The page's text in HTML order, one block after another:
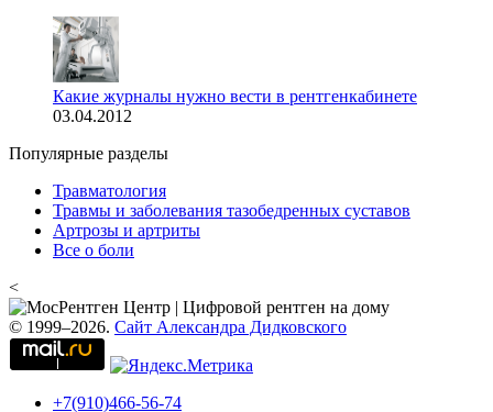
Какие журналы нужно вести в рентгенкабинете
03.04.2012
Популярные разделы
Травматология
Травмы и заболевания тазобедренных суставов
Артрозы и артриты
Все о боли
<
© 1999–2026. Сайт Александра Дидковского
+7(910)466-56-74